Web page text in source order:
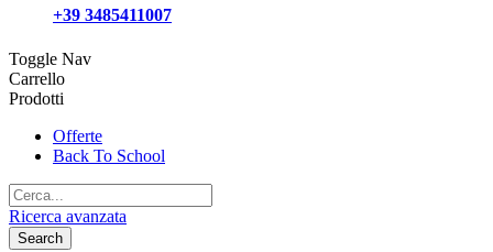
+39 3485411007
Toggle Nav
Carrello
Prodotti
Offerte
Back To School
Ricerca avanzata
Search